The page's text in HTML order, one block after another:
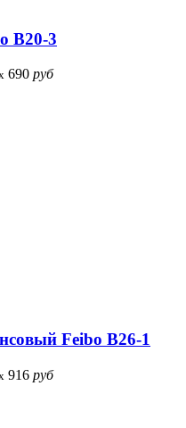
B20-3
690 руб
Feibo B26-1
916 руб